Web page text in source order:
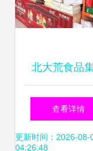
北大荒食品
2021年1月营
绩强劲增长，
查看详情
更新时间：2026-08-
04:26:48